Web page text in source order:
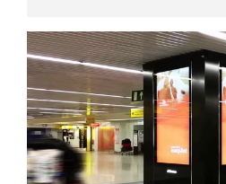
calles. El realismo y el atractivo
interactivas hacen que